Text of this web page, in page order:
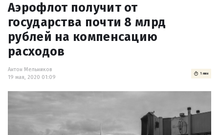
Аэрофлот получит от
государства почти 8 млрд
рублей на компенсацию
расходов
Антон Мельников
19 мая, 2020 01:09
1 мин